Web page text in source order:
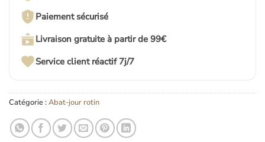
Paiement sécurisé
Livraison gratuite à partir de 99€
Service client réactif 7j/7
Catégorie :Abat-jour rotin